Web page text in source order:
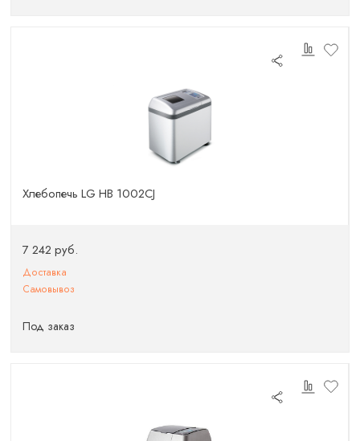
Хлебопечь LG HB 1002CJ
7 242 руб.
Доставка
Самовывоз
Под заказ